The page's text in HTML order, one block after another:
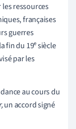
ressources
françaises
guerres
fin du 19ᵉ siècle
par les
au cours du
un accord signé